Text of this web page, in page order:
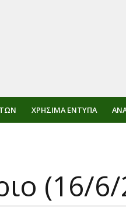
ΧΡΉΣΙΜΑ ΈΝΤΥΠΑ
(16/